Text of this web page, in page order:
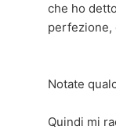
che ho
perfezione,
Notate
Quindi mi